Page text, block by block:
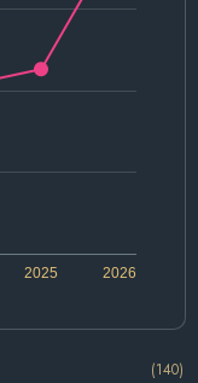
2026
2025
(140)